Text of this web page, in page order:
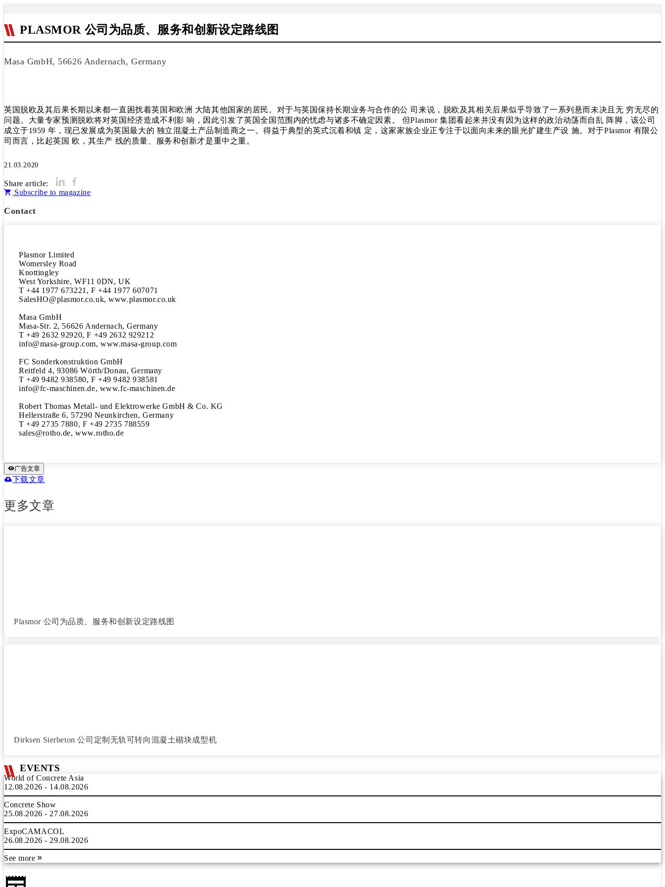
PLASMOR 公司为品质、服务和创新设定路线图
Masa GmbH, 56626 Andernach, Germany
英国脱欧及其后果长期以来都一直困扰着英国和欧洲 大陆其他国家的居民。对于与英国保持长期业务与合作的公 司来说，脱欧及其相关后果似乎导致了一系列悬而未决且无 穷无尽的
问题。大量专家预测脱欧将对英国经济造成不利影 响，因此引发了英国全国范围内的忧虑与诸多不确定因素。 但Plasmor 集团看起来并没有因为这样的政治动荡而自乱 阵脚，该公司
成立于1959 年，现已发展成为英国最大的 独立混凝土产品制造商之一。得益于典型的英式沉着和镇 定，这家家族企业正专注于以面向未来的眼光扩建生产设 施。对于Plasmor 有限公
司而言，比起英国 欧，其生产 线的质量、服务和创新才是重中之重。
21.03.2020
Share article:
Subscribe to magazine
Contact
Plasmor Limited
Womersley Road
Knottingley
West Yorkshire, WF11 0DN, UK
T +44 1977 673221, F +44 1977 607071
SalesHO@plasmor.co.uk, www.plasmor.co.uk
Masa GmbH
Masa-Str. 2, 56626 Andernach, Germany
T +49 2632 92920, F +49 2632 929212
info@masa-group.com, www.masa-group.com
FC Sonderkonstruktion GmbH
Reitfeld 4, 93086 Wörth/Donau, Germany
T +49 9482 938580, F +49 9482 938581
info@fc-maschinen.de, www.fc-maschinen.de
Robert Thomas Metall- und Elektrowerke GmbH & Co. KG
Hellerstraße 6, 57290 Neunkirchen, Germany
T +49 2735 7880, F +49 2735 788559
sales@rotho.de, www.rotho.de
广告文章
下载文章
更多文章
Plasmor 公司为品质、服务和创新设定路线图
Dirksen Sierbeton 公司定制无轨可转向混凝土砌块成型机
EVENTS
World of Concrete Asia
12.08.2026 - 14.08.2026
Concrete Show
25.08.2026 - 27.08.2026
ExpoCAMACOL
26.08.2026 - 29.08.2026
See more